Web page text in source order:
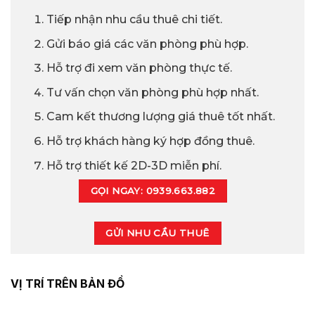
Tiếp nhận nhu cầu thuê chi tiết.
Gửi báo giá các văn phòng phù hợp.
Hỗ trợ đi xem văn phòng thực tế.
Tư vấn chọn văn phòng phù hợp nhất.
Cam kết thương lượng giá thuê tốt nhất.
Hỗ trợ khách hàng ký hợp đồng thuê.
Hỗ trợ thiết kế 2D-3D miễn phí.
GỌI NGAY: 0939.663.882
GỬI NHU CẦU THUÊ
VỊ TRÍ TRÊN BẢN ĐỒ